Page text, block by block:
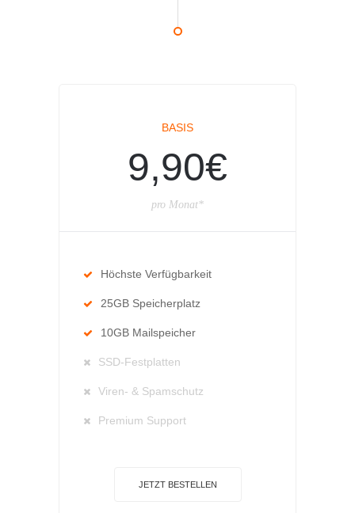
BASIS
9,90€
pro Monat*
Höchste Verfügbarkeit
25GB Speicherplatz
10GB Mailspeicher
SSD-Festplatten
Viren- & Spamschutz
Premium Support
JETZT BESTELLEN